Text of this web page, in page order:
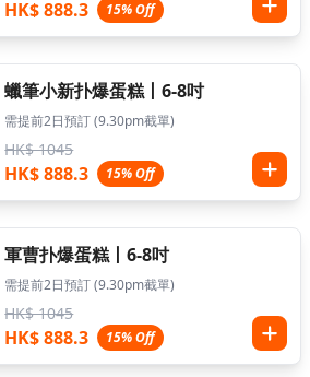
HK$ 888.3 15% Off
蠟筆小新扑爆蛋糕丨6-8吋
需提前2日預訂 (9.30pm截單)
HK$ 1045
HK$ 888.3 15% Off
軍曹扑爆蛋糕丨6-8吋
需提前2日預訂 (9.30pm截單)
HK$ 1045
HK$ 888.3 15% Off